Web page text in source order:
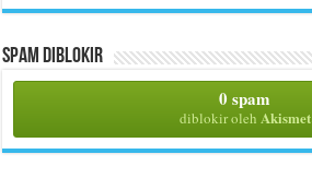
Spam Diblokir
0 spam
diblokir oleh Akismet